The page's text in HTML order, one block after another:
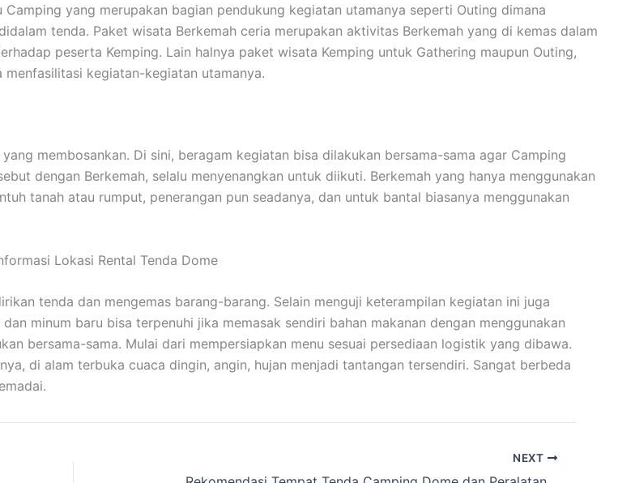
yang merupakan bagian pendukung kegiatan utamanya seperti Outing dimana
tenda. Paket wisata Berkemah ceria merupakan aktivitas Berkemah yang di kemas dalam
peserta Kemping. Lain halnya paket wisata Kemping untuk Gathering maupun Outing,
kegiatan-kegiatan utamanya.
membosankan. Di sini, beragam kegiatan bisa dilakukan bersama-sama agar Camping
dengan Berkemah, selalu menyenangkan untuk diikuti. Berkemah yang hanya menggunakan
tanah atau rumput, penerangan pun seadanya, dan untuk bantal biasanya menggunakan
Lokasi Rental Tenda Dome
tenda dan mengemas barang-barang. Selain menguji keterampilan kegiatan ini juga
minum baru bisa terpenuhi jika memasak sendiri bahan makanan dengan menggunakan
bersama-sama. Mulai dari mempersiapkan menu sesuai persediaan logistik yang dibawa.
di alam terbuka cuaca dingin, angin, hujan menjadi tantangan tersendiri. Sangat berbeda
NEXT